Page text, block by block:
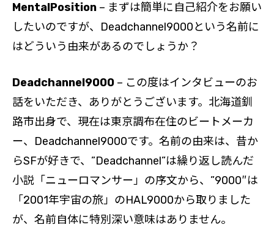
MentalPosition – まずは簡単に自己紹介をお願い
したいのですが、Deadchannel9000という名前に
はどういう由来があるのでしょうか？
Deadchannel9000 – この度はインタビューのお
話をいただき、ありがとうございます。北海道釧
路市出身で、現在は東京調布在住のビートメーカ
ー、Deadchannel9000です。名前の由来は、昔か
らSFが好きで、”Deadchannel”は繰り返し読んだ
小説「ニューロマンサー」の序文から、”9000″は
「2001年宇宙の旅」のHAL9000から取りました
が、名前自体に特別深い意味はありません。